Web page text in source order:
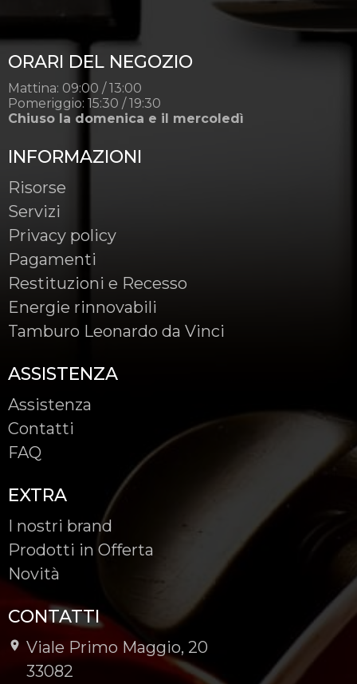
ORARI DEL NEGOZIO
Mattina: 09:00 / 13:00
Pomeriggio: 15:30 / 19:30
Chiuso la domenica e il mercoledì
INFORMAZIONI
Risorse
Servizi
Privacy policy
Pagamenti
Restituzioni e Recesso
Energie rinnovabili
Tamburo Leonardo da Vinci
ASSISTENZA
Assistenza
Contatti
FAQ
EXTRA
I nostri brand
Prodotti in Offerta
Novità
CONTATTI
Viale Primo Maggio, 20
-
33082